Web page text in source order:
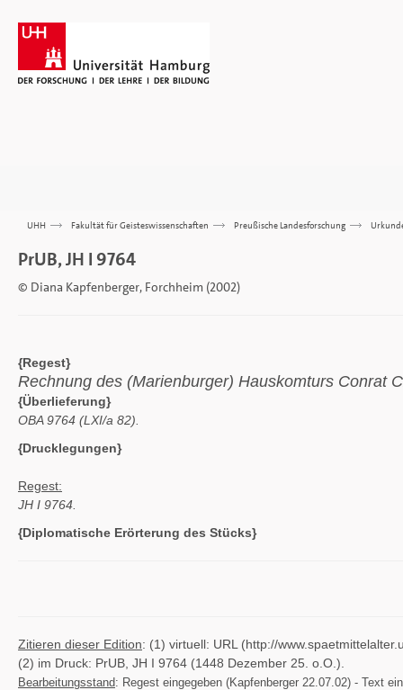
UHH >>> Fakultät für Geisteswissenschaften >>> Preußische Landesforschung >>>
PrUB, JH I 9764
© Diana Kapfenberger, Forchheim (2002)
{Regest}
Rechnung des (Marienburger) Hauskomturs Conrat
{Überlieferung}
OBA 9764 (LXI/a 82).
{Drucklegungen}
Regest:
JH I 9764.
{Diplomatische Erörterung des Stücks}
Zitieren dieser Edition: (1) virtuell: URL (http://
(2) im Druck: PrUB, JH I 9764 (1448 Dezember 25. o.O.).
Bearbeitungsstand: Regest eingegeben (Kapfenberger 22.07.02) - Text